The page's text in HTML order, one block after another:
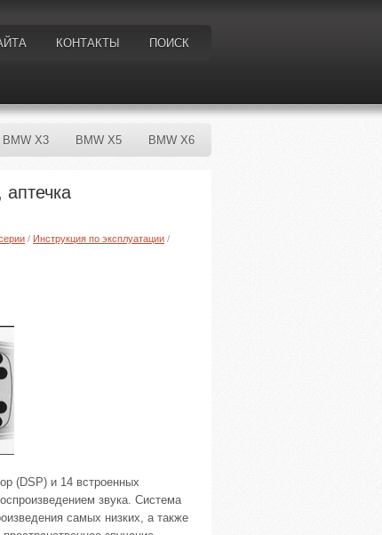
КОНТАКТЫ ПОИСК
BMW X3 BMW X5 BMW X6
/ Инструкция по эксплуатации /
(DSP) и 14 встроенных
звука. Система
самых низких, а также